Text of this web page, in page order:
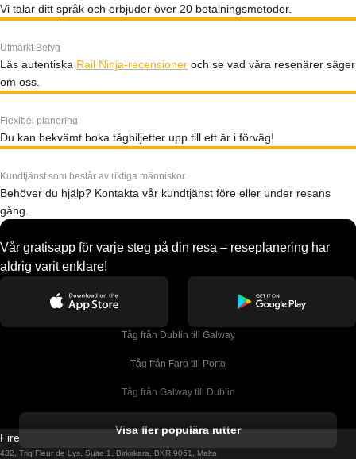
Vi talar ditt språk och erbjuder över 20 betalningsmetoder.
Utmärkt Betyg
Läs autentiska Rail Ninja-recensioner och se vad våra resenärer säger
om oss.
Flexibel planering
Du kan bekvämt boka tågbiljetter upp till ett år i förväg!
Kundtjänst som består av riktiga människor
Behöver du hjälp? Kontakta vår kundtjänst före eller under resans
gång.
Vår gratisapp för varje steg på din resa – reseplanering har
aldrig varit enklare!
Tåg från Dublin till Galway
Tåg från Faro till Porto
Tåg från Galway till Dublin
Tåg från Porto till Faro
Visa fler populära rutter
Firebird GT Limited (OC 1451)
432, Triq Fleur de Lys, Suite 1, Birkirkara, BKR 9061, Malta